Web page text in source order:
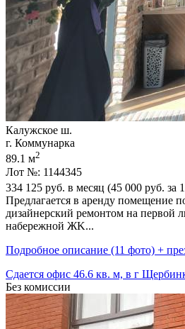
Калужское ш.
г. Коммунарка
89.1 м2
Лот №: 1144345
334 125 руб. в месяц (45 000 руб. за
Предлагается в аренду помещение
дизайнерский ремонтом на первой
набережной ЖK...
Подробное описание (11 фото) +
Сдается офис 46.6 кв. м, в г
Без комиссии